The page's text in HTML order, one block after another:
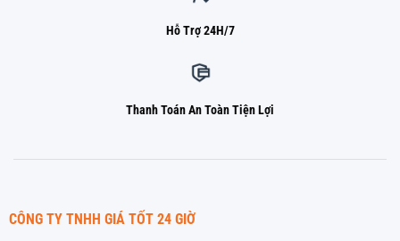
Hỗ Trợ 24H/7
Thanh Toán An Toàn Tiện Lợi
CÔNG TY TNHH GIÁ TỐT 24 GIỜ